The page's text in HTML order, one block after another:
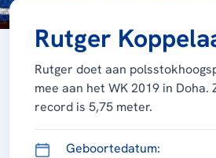
Rutger
Rutger doet aan
mee aan het WK 2019 in Doha.
record is 5,75 meter.
Geboortedatum: